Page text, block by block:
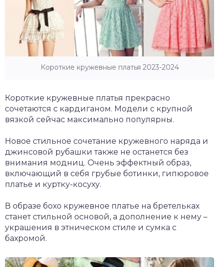
Короткие кружевные платья 2023-2024
Короткие кружевные платья прекрасно
сочетаются с кардиганом. Модели с крупной
вязкой сейчас максимально популярны.
Новое стильное сочетание кружевного наряда и
джинсовой рубашки также не останется без
внимания модниц. Очень эффектный образ,
включающий в себя грубые ботинки, гипюровое
платье и куртку-косуху.
В образе бохо кружевное платье на бретельках
станет стильной основой, а дополнение к нему –
украшения в этническом стиле и сумка с
бахромой.